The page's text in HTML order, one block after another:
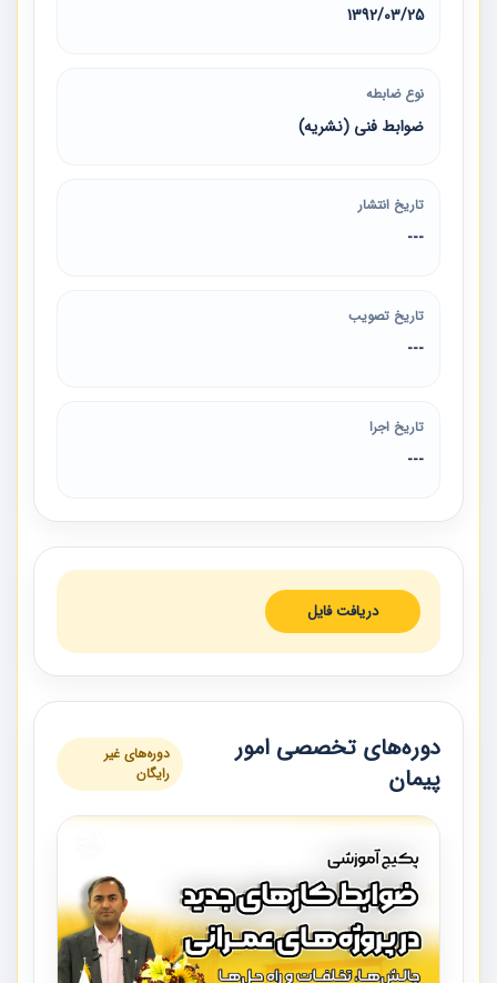
1392/03/25
نوع ضابطه
ضوابط فنی (نشریه)
تاریخ انتشار
---
تاریخ تصویب
---
تاریخ اجرا
---
دریافت فایل
دوره‌های تخصصی امور
پیمان
دوره‌های غیر
رایگان